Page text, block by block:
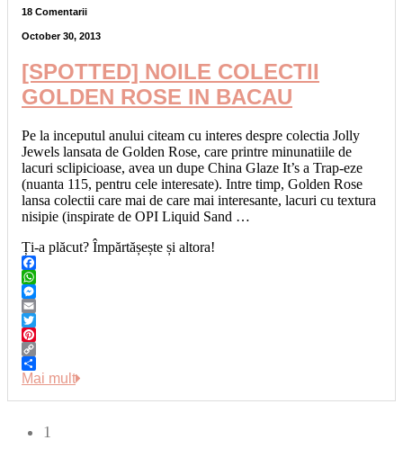
18 Comentarii
October 30, 2013
[SPOTTED] NOILE COLECTII
GOLDEN ROSE IN BACAU
Pe la inceputul anului citeam cu interes despre colectia Jolly
Jewels lansata de Golden Rose, care printre minunatiile de
lacuri sclipicioase, avea un dupe China Glaze It’s a Trap-eze
(nuanta 115, pentru cele interesate). Intre timp, Golden Rose
lansa colectii care mai de care mai interesante, lacuri cu textura
nisipie (inspirate de OPI Liquid Sand …
Ți-a plăcut? Împărtășește și altora!
Facebook
WhatsApp
Messenger
Email
Twitter
Pinterest
Copy
Link
Share
Mai mult
1